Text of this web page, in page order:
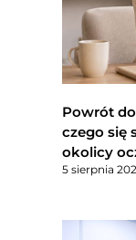
Powrót
czego się
okolicy
5 sierpnia